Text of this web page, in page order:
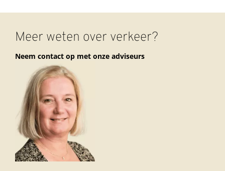
Meer weten over verkeer?
Neem contact op met onze adviseurs